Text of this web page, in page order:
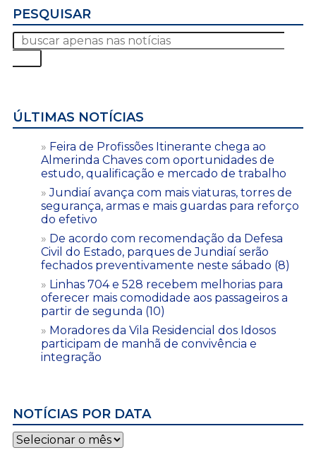
PESQUISAR
ÚLTIMAS NOTÍCIAS
Feira de Profissões Itinerante chega ao
Almerinda Chaves com oportunidades de
estudo, qualificação e mercado de trabalho
Jundiaí avança com mais viaturas, torres de
segurança, armas e mais guardas para reforço
do efetivo
De acordo com recomendação da Defesa
Civil do Estado, parques de Jundiaí serão
fechados preventivamente neste sábado (8)
Linhas 704 e 528 recebem melhorias para
oferecer mais comodidade aos passageiros a
partir de segunda (10)
Moradores da Vila Residencial dos Idosos
participam de manhã de convivência e
integração
NOTÍCIAS POR DATA
Notícias
por